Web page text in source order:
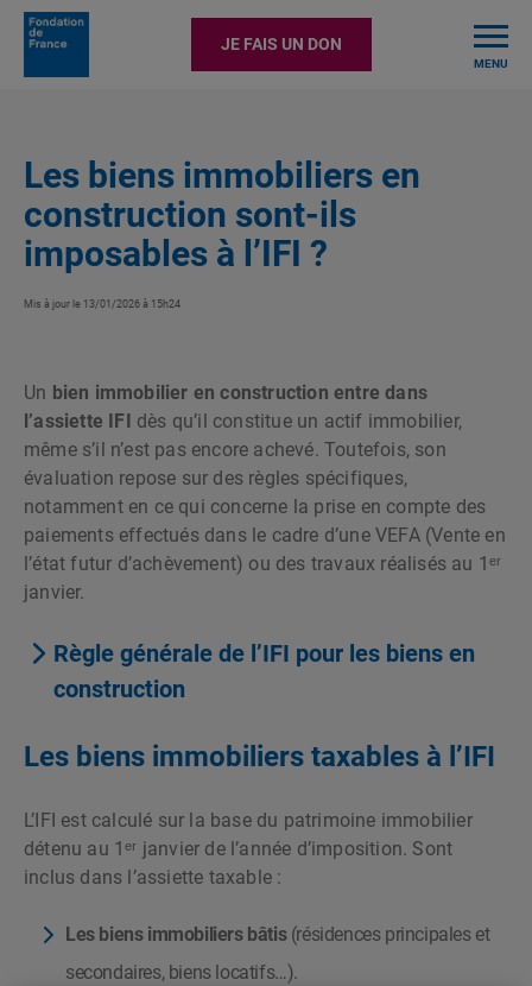
JE FAIS UN DON
MENU
Les biens immobiliers en
construction sont-ils
imposables à l’IFI ?
Mis à jour le 13/01/2026 à 15h24
Un bien immobilier en construction entre dans
l’assiette IFI dès qu’il constitue un actif immobilier,
même s’il n’est pas encore achevé. Toutefois, son
évaluation repose sur des règles spécifiques,
notamment en ce qui concerne la prise en compte des
paiements effectués dans le cadre d’une VEFA (Vente en
l’état futur d’achèvement) ou des travaux réalisés au 1ᵉʳ
janvier.
Règle générale de l’IFI pour les biens en
construction
Les biens immobiliers taxables à l’IFI
L’IFI est calculé sur la base du patrimoine immobilier
détenu au 1ᵉʳ janvier de l’année d’imposition. Sont
inclus dans l’assiette taxable :
Les biens immobiliers bâtis(résidences principales et
secondaires, biens locatifs…).